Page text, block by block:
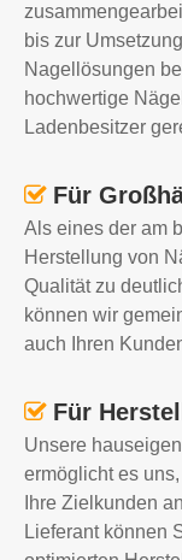
bis zur
Nagellösungen
hochwertige
Ladenbesitzer
 Für
Als eines der am
Herstellung von
Qualität zu
können wir
auch Ihren
 Für
Unsere
ermöglicht es
Ihre Zielkunden
Lieferant können